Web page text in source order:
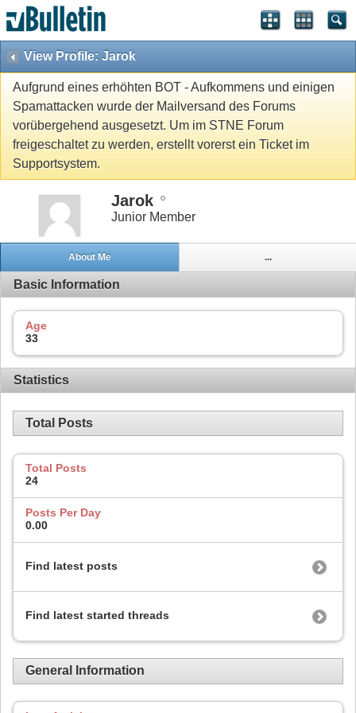
View Profile: Jarok
Aufgrund eines erhöhten BOT - Aufkommens und einigen
Spamattacken wurde der Mailversand des Forums
vorübergehend ausgesetzt. Um im STNE Forum
freigeschaltet zu werden, erstellt vorerst ein Ticket im
Supportsystem.
Jarok
Junior Member
About Me ...
Basic Information
Age
33
Statistics
Total Posts
Total Posts
24
Posts Per Day
0.00
Find latest posts
Find latest started threads
General Information